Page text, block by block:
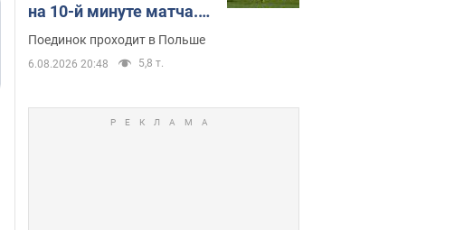
на 10-й минуте матча.
Видео
Поединок проходит в Польше
6.08.2026 20:48 5,8 т.